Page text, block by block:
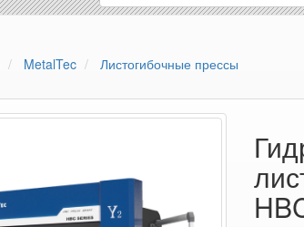
MetalTec Листогибочные прессы